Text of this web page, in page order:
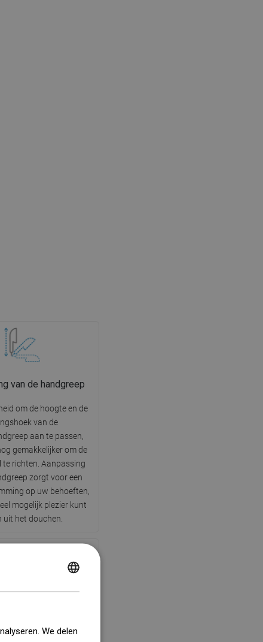
van de handgreep
om de hoogte en de
van de
aan te passen,
gemakkelijker om de
richten. Aanpassing
zorgt voor een
op uw behoeften,
mogelijk plezier kunt
uit het douchen.
die het lichaam
We delen